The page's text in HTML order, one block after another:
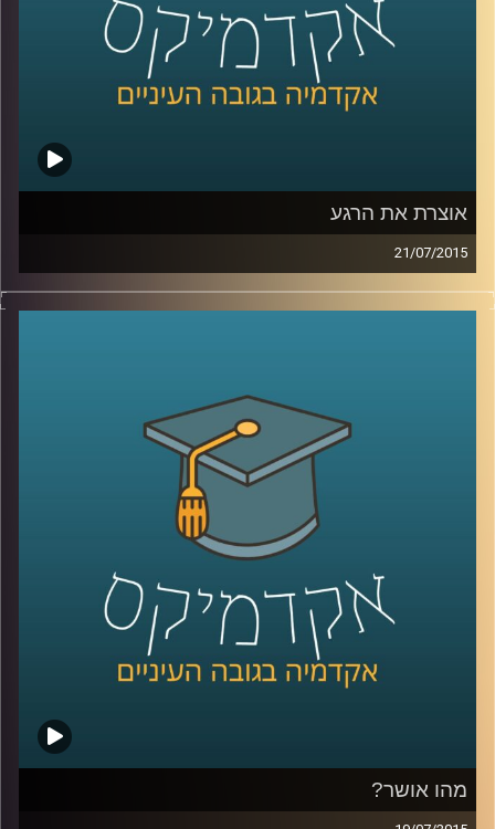
קרדיט תמונות:AudioVersity
אוצרת את הרגע
21/07/2015
איה מירון, אוצרת משנה לאמנות ישראלית
של מוזיאון ישראל שוחחנו על אודות התערוכה
",המתמקדת ביצירה הישראלית
בשנת חניכת המוזיאון, תערוכה שמאפייניה
שונים בתכלית מאופן אוצרותן המקובל של
תערוכות, דבר שיצר תוצר אוצרותי שונה ומרתק.
לכו לבקר!
AudioVersity
מהו אושר?